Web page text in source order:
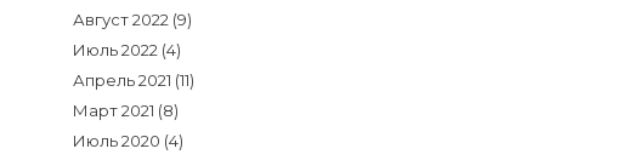
Август 2022 (9)
Июль 2022 (4)
Апрель 2021 (11)
Март 2021 (8)
Июль 2020 (4)